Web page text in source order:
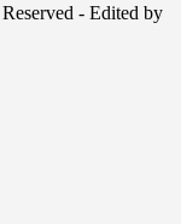
- Edited by